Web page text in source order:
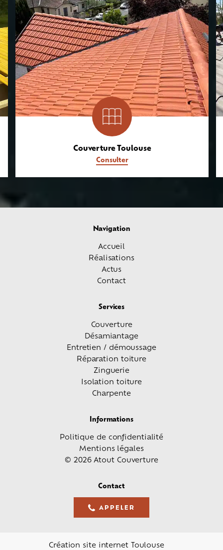
Couverture Toulouse
Consulter
Navigation
Accueil
Réalisations
Actus
Contact
Services
Couverture
Désamiantage
Entretien / démoussage
Réparation toiture
Zinguerie
Isolation toiture
Charpente
Informations
Politique de confidentialité
Mentions légales
© 2026 Atout Couverture
Contact
05 61 36 23 68
APPELER
Création site internet Toulouse